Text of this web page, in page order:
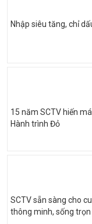
Nhập siêu tăng, chỉ
15 năm SCTV hiến
Hành trình Đỏ
SCTV sẵn sàng cho
thông minh, sống trọn